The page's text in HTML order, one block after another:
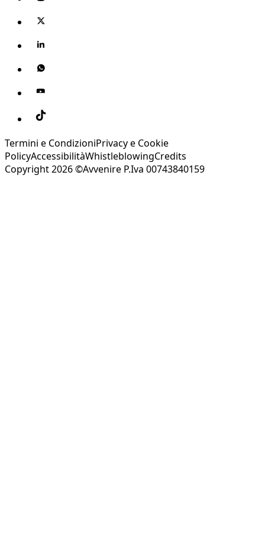
Termini e CondizioniPrivacy e Cookie
PolicyAccessibilitàWhistleblowingCredits
Copyright 2026 ©Avvenire P.Iva 00743840159